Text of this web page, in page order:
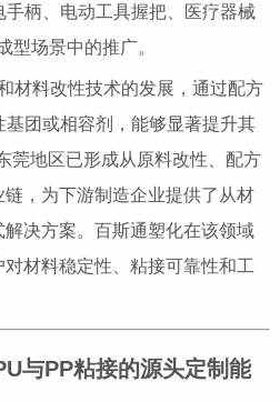
柄、电动工具握把、医疗器械
型场景中的推广。
料改性技术的发展，通过配方
团或相容剂，能够显著提升其
莞地区已形成从原料改性、配方
，为下游制造企业提供了从材
决方案。百斯通塑化在该领域
材料稳定性、粘接可靠性和工
与PP粘接的源头定制能